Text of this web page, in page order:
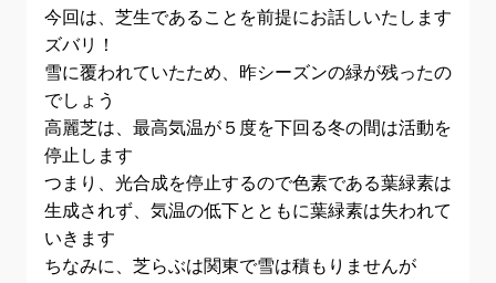
今回は、芝生であることを前提にお話しいたします
ズバリ！
雪に覆われていたため、昨シーズンの緑が残ったの
でしょう
高麗芝は、最高気温が５度を下回る冬の間は活動を
停止します
つまり、光合成を停止するので色素である葉緑素は
生成されず、気温の低下とともに葉緑素は失われて
いきます
ちなみに、芝らぶは関東で雪は積もりませんが